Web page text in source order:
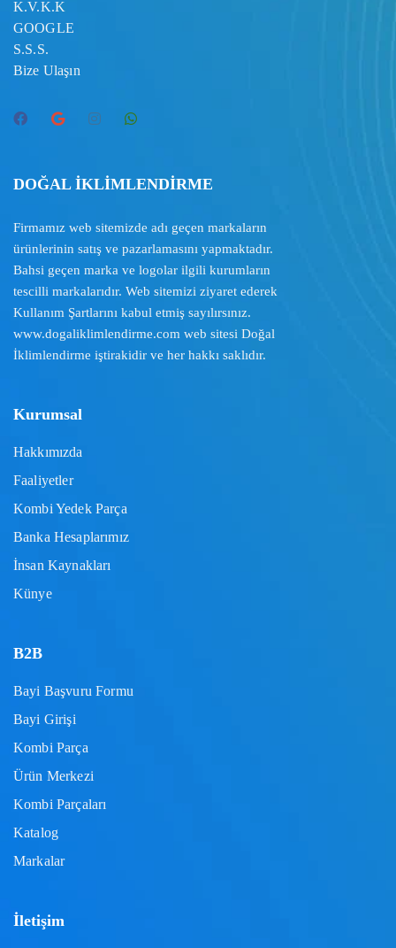
K.V.K.K
GOOGLE
S.S.S.
Bize Ulaşın
DOĞAL İKLİMLENDİRME
Firmamız web sitemizde adı geçen markaların
ürünlerinin satış ve pazarlamasını yapmaktadır.
Bahsi geçen marka ve logolar ilgili kurumların
tescilli markalarıdır. Web sitemizi ziyaret ederek
Kullanım Şartlarını kabul etmiş sayılırsınız.
www.dogaliklimlendirme.com web sitesi Doğal
İklimlendirme iştirakidir ve her hakkı saklıdır.
Kurumsal
Hakkımızda
Faaliyetler
Kombi Yedek Parça
Banka Hesaplarımız
İnsan Kaynakları
Künye
B2B
Bayi Başvuru Formu
Bayi Girişi
Kombi Parça
Ürün Merkezi
Kombi Parçaları
Katalog
Markalar
İletişim